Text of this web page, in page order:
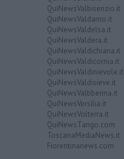
QuiNewsValbisenzio.it
QuiNewsValdarno.it
QuiNewsValdelsa.it
QuiNewsValdera.it
QuiNewsValdichiana.it
QuiNewsValdicornia.it
QuiNewsValdinievole.it
QuiNewsValdisieve.it
QuiNewsValtiberina.it
QuiNewsVersilia.it
QuiNewsVolterra.it
QuiNewsTango.com
ToscanaMediaNews.it
Fiorentinanews.com